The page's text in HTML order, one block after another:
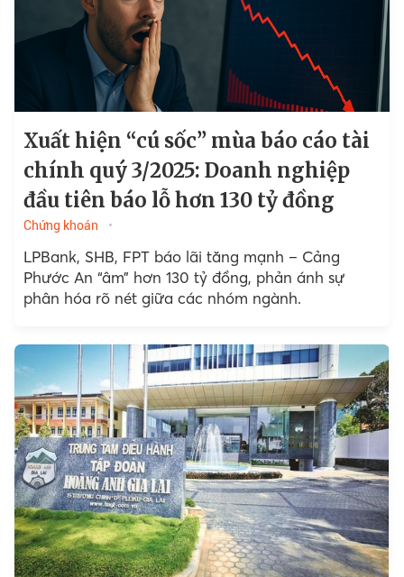
Xuất hiện “cú sốc” mùa báo cáo tài
chính quý 3/2025: Doanh nghiệp
đầu tiên báo lỗ hơn 130 tỷ đồng
Chứng khoán
LPBank, SHB, FPT báo lãi tăng mạnh – Cảng
Phước An “âm” hơn 130 tỷ đồng, phản ánh sự
phân hóa rõ nét giữa các nhóm ngành.